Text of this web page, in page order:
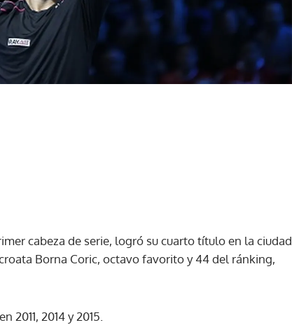
cabeza de serie, logró su cuarto título en la ciudad
Borna Coric, octavo favorito y 44 del ránking,
2014 y 2015.